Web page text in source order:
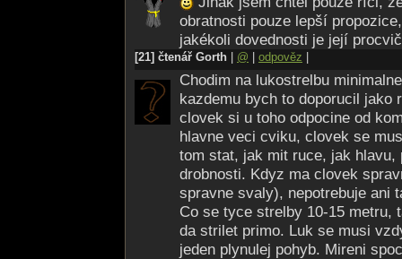
obratnosti pouze lepší
jakékoli dovednosti je její
[21] čtenář Gorth @ odpověz
Chodim na lukostrelbu
kazdemu bych to doporucil jako
clovek si u toho odpocine od
hlavne veci cviku, clovek se
tom stat, jak mit ruce, jak hlavu,
drobnosti. Kdyz ma clovek
spravne svaly), nepotrebuje ani
Co se tyce strelby 10-15 metru,
da strilet primo. Luk se musi
jeden plynulej pohyb. Mireni